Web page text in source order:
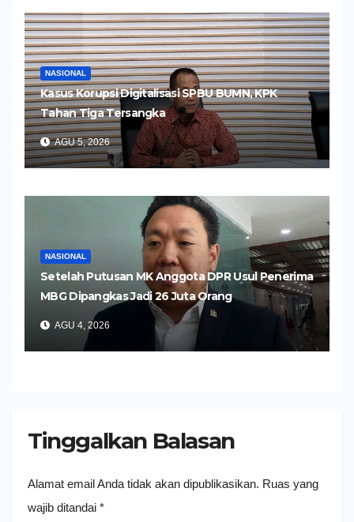
NASIONAL
Kasus Korupsi Digitalisasi SPBU BUMN, KPK
Tahan Tiga Tersangka
AGU 5, 2026
NASIONAL
Setelah Putusan MK Anggota DPR Usul Penerima
MBG Dipangkas Jadi 26 Juta Orang
AGU 4, 2026
Tinggalkan Balasan
Alamat email Anda tidak akan dipublikasikan. Ruas yang
wajib ditandai *